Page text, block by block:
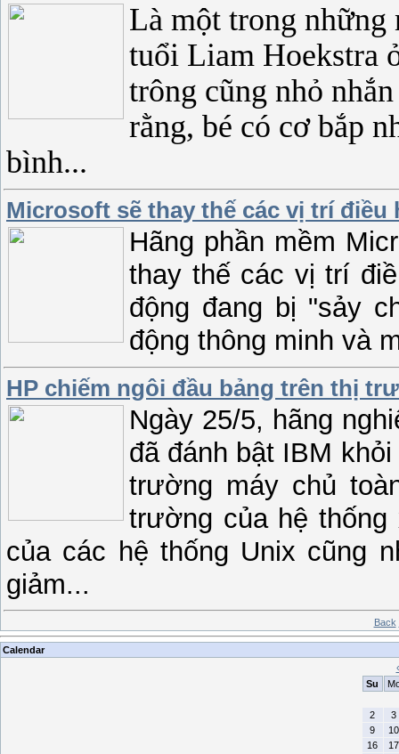
Là một trong những
tuổi Liam Hoekstra
trông cũng nhỏ
rằng, bé có cơ bắp
bình...
Microsoft sẽ thay thế các vị trí điều
Hãng phần mềm
thay thế các vị trí
động đang bị "sảy
động thông minh và
HP chiếm ngôi đầu bảng trên thị
Ngày 25/5, hãng
đã đánh bật IBM
trường máy chủ
trường của hệ thống
của các hệ thống Unix cũng
giảm...
Back
Calendar
Su
2
3
9
10
16
17